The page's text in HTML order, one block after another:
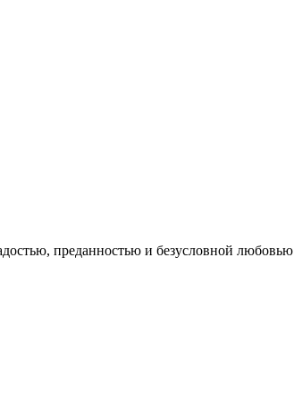
преданностью и безусловной любовью